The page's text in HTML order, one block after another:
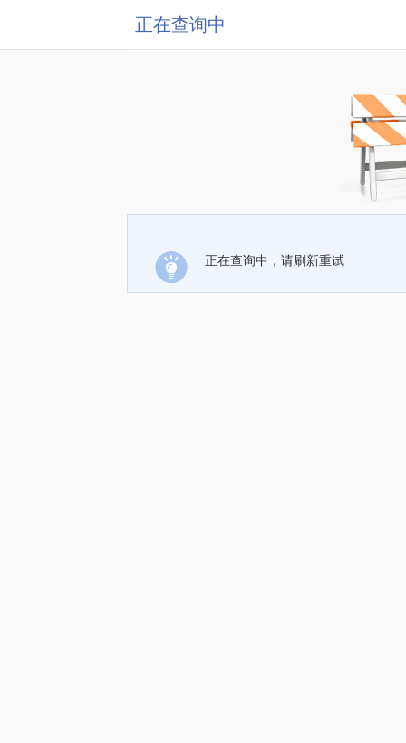
正在查询中
正在查询中，请刷新重试